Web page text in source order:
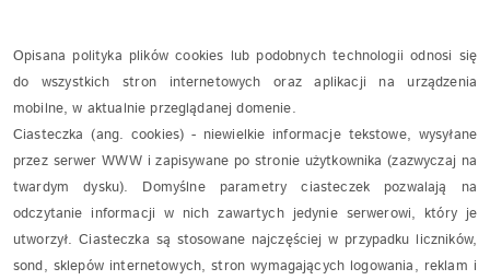
Opisana polityka plików cookies lub podobnych technologii odnosi się
do wszystkich stron internetowych oraz aplikacji na urządzenia
mobilne, w aktualnie przeglądanej domenie.
Ciasteczka (ang. cookies) - niewielkie informacje tekstowe, wysyłane
przez serwer WWW i zapisywane po stronie użytkownika (zazwyczaj na
twardym dysku). Domyślne parametry ciasteczek pozwalają na
odczytanie informacji w nich zawartych jedynie serwerowi, który je
utworzył. Ciasteczka są stosowane najczęściej w przypadku liczników,
sond, sklepów internetowych, stron wymagających logowania, reklam i